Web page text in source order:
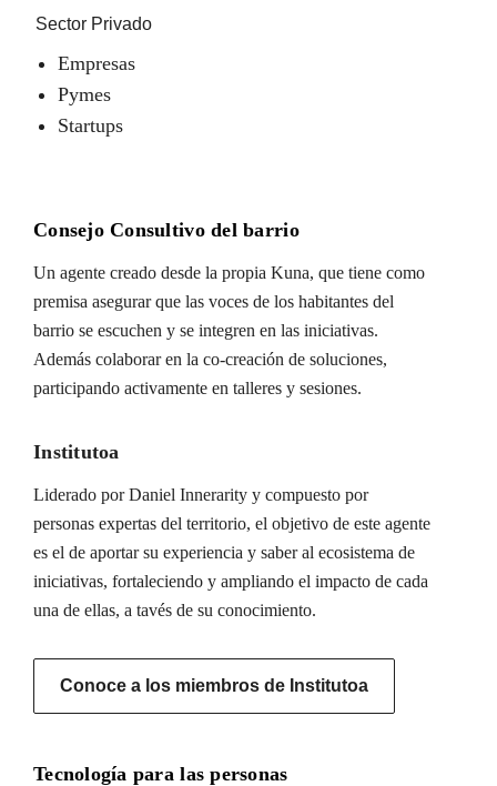
Sector Privado
Empresas
Pymes
Startups
Consejo Consultivo del barrio
Un agente creado desde la propia Kuna, que tiene como
premisa asegurar que las voces de los habitantes del
barrio se escuchen y se integren en las iniciativas.
Además colaborar en la co-creación de soluciones,
participando activamente en talleres y sesiones.
Institutoa
Liderado por Daniel Innerarity y compuesto por
personas expertas del territorio, el objetivo de este agente
es el de aportar su experiencia y saber al ecosistema de
iniciativas, fortaleciendo y ampliando el impacto de cada
una de ellas, a tavés de su conocimiento.
Conoce a los miembros de Institutoa
Tecnología para las personas